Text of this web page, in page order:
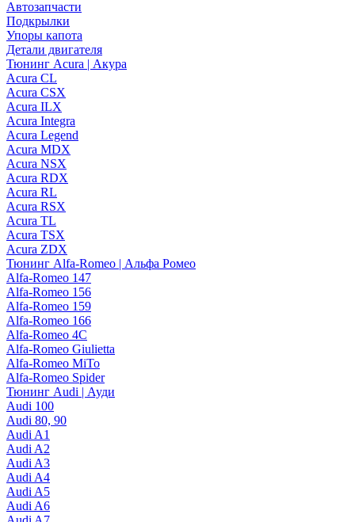
Автозапчасти
Подкрылки
Упоры капота
Детали двигателя
Тюнинг Acura | Акура
Acura CL
Acura CSX
Acura ILX
Acura Integra
Acura Legend
Acura MDX
Acura NSX
Acura RDX
Acura RL
Acura RSX
Acura TL
Acura TSX
Acura ZDX
Тюнинг Alfa-Romeo | Альфа Ромео
Alfa-Romeo 147
Alfa-Romeo 156
Alfa-Romeo 159
Alfa-Romeo 166
Alfa-Romeo 4C
Alfa-Romeo Giulietta
Alfa-Romeo MiTo
Alfa-Romeo Spider
Тюнинг Audi | Ауди
Audi 100
Audi 80, 90
Audi A1
Audi A2
Audi A3
Audi A4
Audi A5
Audi A6